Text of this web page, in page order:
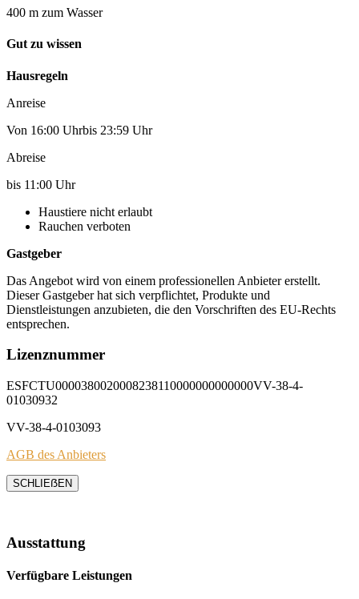
400 m zum Wasser
Gut zu wissen
Hausregeln
Anreise
Von 16:00 Uhrbis 23:59 Uhr
Abreise
bis 11:00 Uhr
Haustiere nicht erlaubt
Rauchen verboten
Gastgeber
Das Angebot wird von einem professionellen Anbieter erstellt.
Dieser Gastgeber hat sich verpflichtet, Produkte und
Dienstleistungen anzubieten, die den Vorschriften des EU-Rechts
entsprechen.
Lizenznummer
ESFCTU0000380020008238110000000000000VV-38-4-
01030932
VV-38-4-0103093
AGB des Anbieters
SCHLIEẞEN
Ausstattung
Verfügbare Leistungen